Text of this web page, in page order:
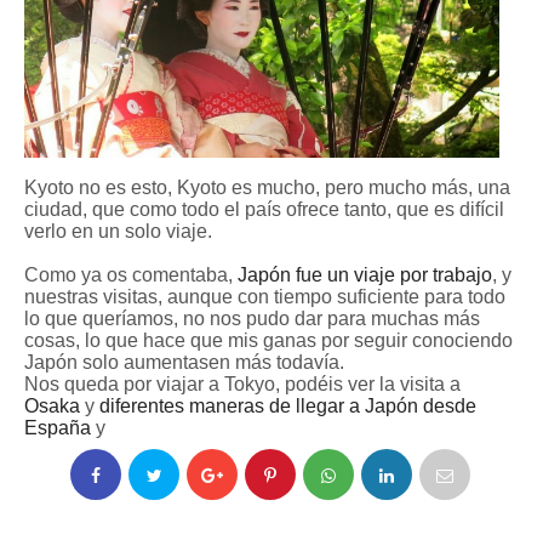
Kyoto no es esto, Kyoto es mucho, pero mucho más, una
ciudad, que como todo el país ofrece tanto, que es difícil
verlo en un solo viaje.
Como ya os comentaba, Japón fue un viaje por trabajo, y
nuestras visitas, aunque con tiempo suficiente para todo
lo que queríamos, no nos pudo dar para muchas más
cosas, lo que hace que mis ganas por seguir conociendo
Japón solo aumentasen más todavía.
Nos queda por viajar a Tokyo, podéis ver la visita a
Osaka y diferentes maneras de llegar a Japón desde
España y